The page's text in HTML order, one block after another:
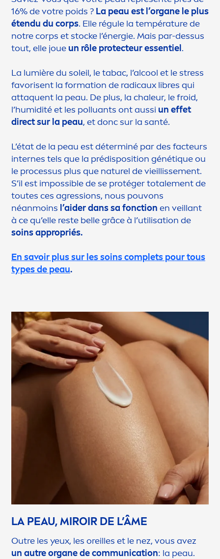
16% de votre poids ? La peau est l’organe le plus
étendu du corps. Elle régule la température de
notre corps et stocke l’énergie. Mais par-dessus
tout, elle joue un rôle protecteur essentiel.
La lumière du soleil, le tabac, l’alcool et lestress
favorisent la formation de radicaux libres qui
attaquent la peau. De plus, la chaleur, le froid,
l’humidité et les polluants ont aussi un effet
direct sur la peau, et donc sur la santé.
L’état de la peau est déterminé par des facteurs
internes tels que la prédisposition génétique ou
le processus plus que naturel de vieillissement.
S’il est impossible de se protéger totalement de
toutes ces agressions, nous pouvons
néanmoins l’aider dans sa fonction en veillant
à ce qu’elle reste belle grâce à l’utilisation de
soins appropriés.
En savoir plus sur les soins complets pour tous
types de peau.
LA PEAU, MIROIR DE L’ÂME
Outre les yeux, les oreilles et le nez, vous avez
un autre organe de communication: la peau.